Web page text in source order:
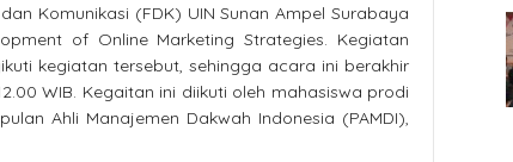
Komunikasi (FDK) UIN Sunan Ampel Surabaya
of Online Marketing Strategies. Kegiatan
kegiatan tersebut, sehingga acara ini berakhir
WIB. Kegaitan ini diikuti oleh mahasiswa prodi
Ahli Manajemen Dakwah Indonesia (PAMDI),